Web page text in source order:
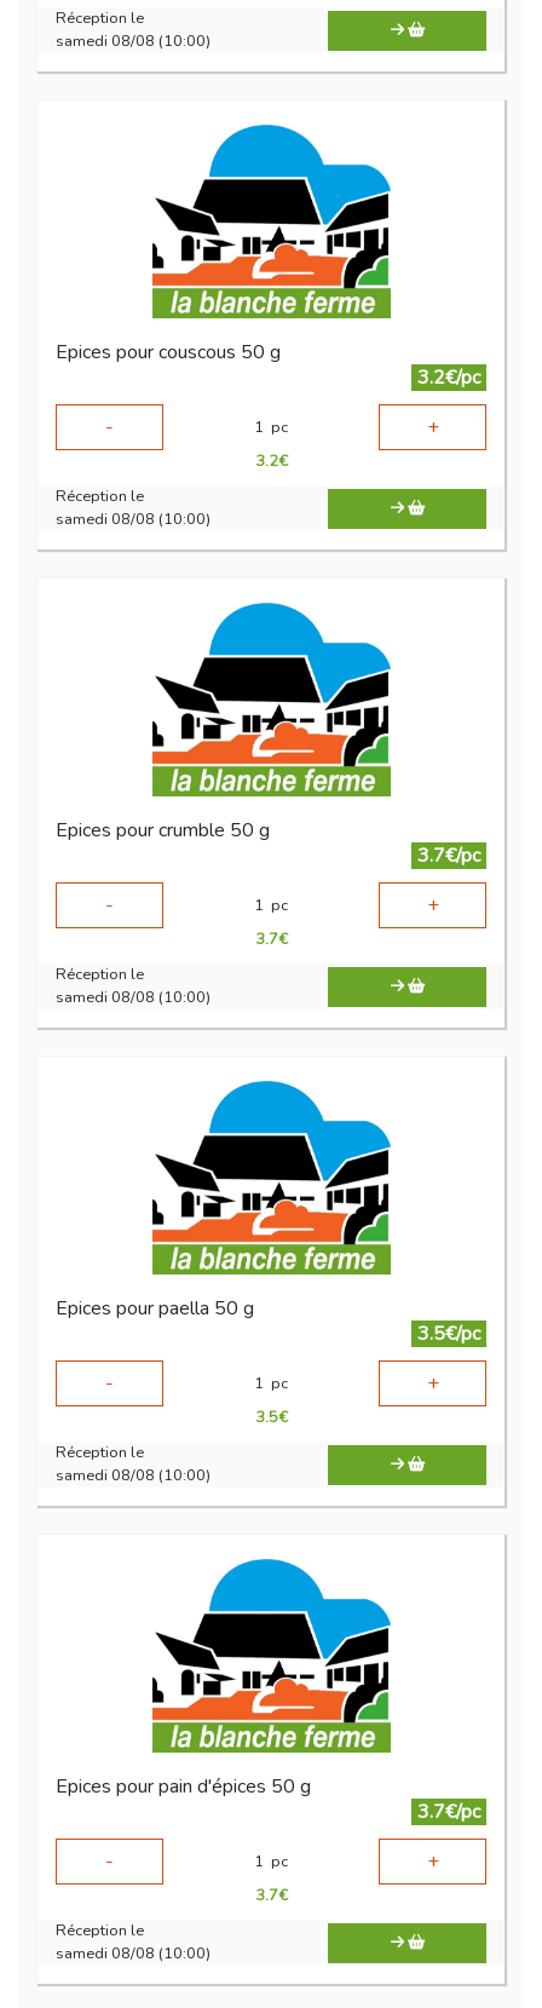
Réception le
samedi 08/08 (10:00)
Epices pour couscous 50 g
3.2€/pc
-
1 pc +
3.2€
Réception le
samedi 08/08 (10:00)
Epices pour crumble 50 g
3.7€/pc
-
1 pc +
3.7€
Réception le
samedi 08/08 (10:00)
Epices pour paella 50 g
3.5€/pc
-
1 pc +
3.5€
Réception le
samedi 08/08 (10:00)
Epices pour pain d'épices 50 g
3.7€/pc
-
1 pc +
3.7€
Réception le
samedi 08/08 (10:00)